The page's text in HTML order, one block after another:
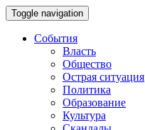
Toggle navigation
События
Власть
Общество
Острая ситуация
Политика
Образование
Культура